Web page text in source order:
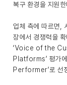
복구 환경을 지원
업체 측에 따르면,
장에서 경쟁력을
‘Voice of the
Platforms’ 평가
Performer’로 선